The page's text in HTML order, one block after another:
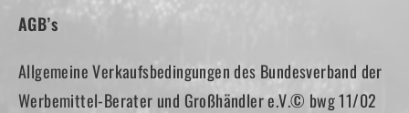
AGB’s
Allgemeine Verkaufsbedingungen des Bundesverband der
Werbemittel-Berater und Großhändler e.V.© bwg 11/02